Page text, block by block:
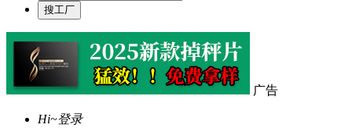
广告
Hi~登录